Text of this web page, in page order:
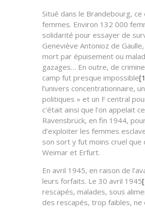
Situé dans le Brandebourg,
femmes. Environ 132 000
solidarité pour essayer de
Geneviève Antonioz de
mort par épuisement ou
gazages… En outre, de
camp fut presque impossible
l’univers concentrationnaire,
politiques » et un F central
c’était ainsi que l’on appelait
Ravensbrück, en fin 1944,
d’exploiter les femmes
son sort y fut moins cruel que
Weimar et Erfurt.
En avril 1945, en raison de
leurs forfaits. Le 30 avril 1945
rescapés, malades, sous
des rescapés, trop faibles,